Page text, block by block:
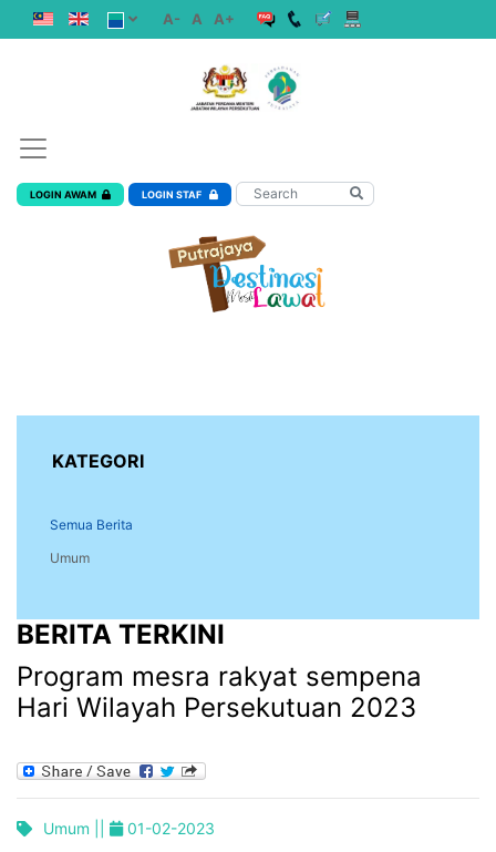
A- A A+
LOGIN AWAM LOGIN STAF
KATEGORI
Semua Berita
Umum
BERITA TERKINI
Program mesra rakyat sempena
Hari Wilayah Persekutuan 2023
Umum || 01-02-2023